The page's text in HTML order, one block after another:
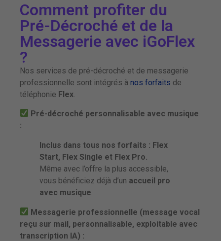
Comment profiter du
Pré-Décroché et de la
Messagerie avec iGoFlex
?
Nos services de pré-décroché et de messagerie
professionnelle sont intégrés à nos forfaits de
téléphonie Flex.
Pré-décroché personnalisable avec musique
:
Inclus dans tous nos forfaits : Flex
Start, Flex Single et Flex Pro.
Même avec l’offre la plus accessible,
vous bénéficiez déjà d’un accueil pro
avec musique.
Messagerie professionnelle (message vocal
reçu sur mail, personnalisable, exploitable avec
transcription IA) :